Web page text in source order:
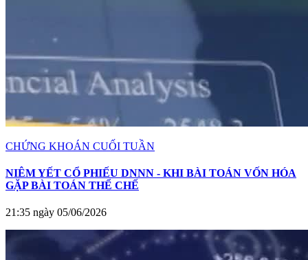
CHỨNG KHOÁN CUỐI TUẦN
NIÊM YẾT CỔ PHIẾU DNNN - KHI BÀI TOÁN VỐN HÓA
GẶP BÀI TOÁN THỂ CHẾ
21:35 ngày 05/06/2026